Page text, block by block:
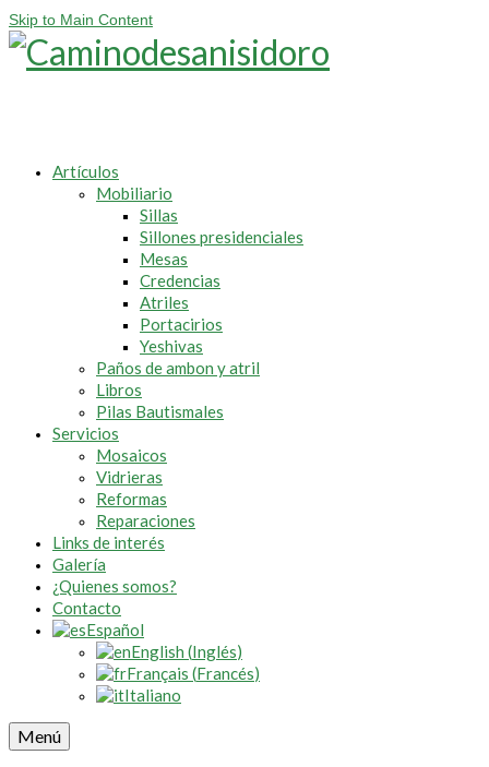
Skip to Main Content
Artículos
Mobiliario
Sillas
Sillones presidenciales
Mesas
Credencias
Atriles
Portacirios
Yeshivas
Paños de ambon y atril
Libros
Pilas Bautismales
Servicios
Mosaicos
Vidrieras
Reformas
Reparaciones
Links de interés
Galería
¿Quienes somos?
Contacto
Español
English (Inglés)
Français (Francés)
Italiano
Menú